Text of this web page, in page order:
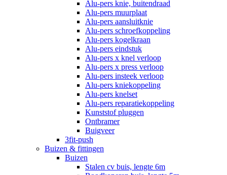
Alu-pers knie, buitendraad
Alu-pers muurplaat
Alu-pers aansluitknie
Alu-pers schroefkoppeling
Alu-pers kogelkraan
Alu-pers eindstuk
Alu-pers x knel verloop
Alu-pers x press verloop
Alu-pers insteek verloop
Alu-pers kniekoppeling
Alu-pers knelset
Alu-pers reparatiekoppeling
Kunststof pluggen
Ontbramer
Buigveer
3fit-push
Buizen & fittingen
Buizen
Stalen cv buis, lengte 6m